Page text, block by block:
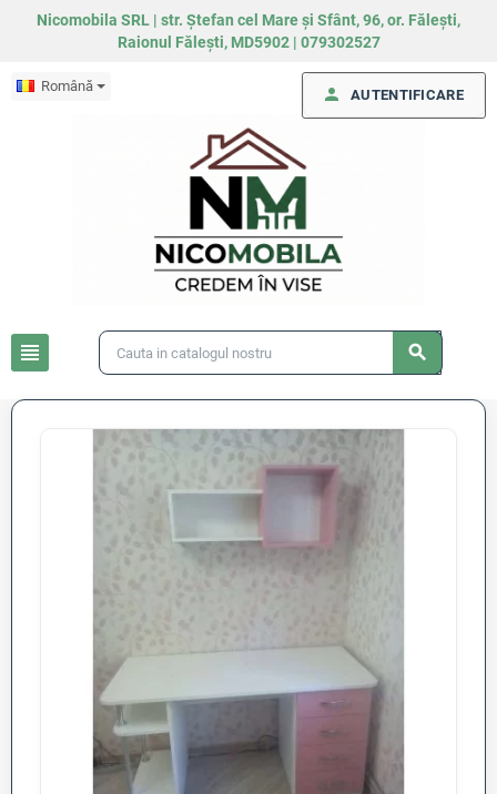
Nicomobila SRL | str. Ștefan cel Mare și Sfânt, 96, or. Fălești,
Raionul Fălești, MD5902 | 079302527
Română
view_headline search
person AUTENTIFICARE